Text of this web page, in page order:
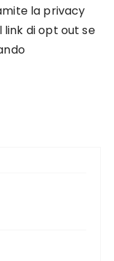
la privacy
di opt out se